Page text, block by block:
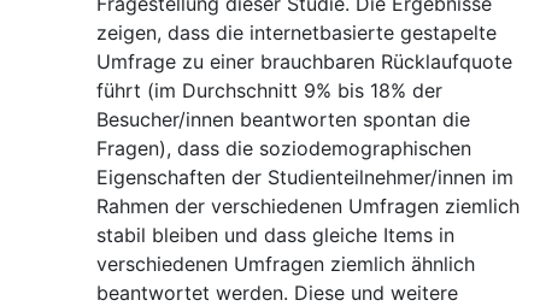
zeigen, dass die internetbasierte gestapelte
Umfrage zu einer brauchbaren Rücklaufquote
führt (im Durchschnitt 9% bis 18% der
Besucher/innen beantworten spontan die
Fragen), dass die soziodemographischen
Eigenschaften der Studienteilnehmer/innen im
Rahmen der verschiedenen Umfragen ziemlich
stabil bleiben und dass gleiche Items in
verschiedenen Umfragen ziemlich ähnlich
beantwortet werden. Diese und weitere